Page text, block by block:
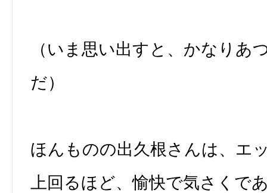
（いま思い出すと、かなりあ
だ）
ほんものの出久根さんは、エ
上回るほど、愉快で気さくで